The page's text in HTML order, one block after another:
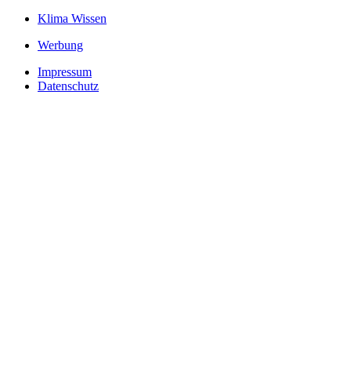
Klima Wissen
Werbung
Impressum
Datenschutz